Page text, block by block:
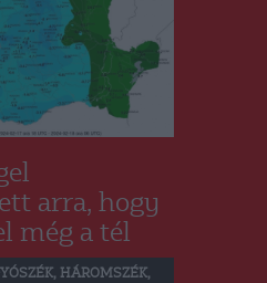
arra, hogy
még a tél
, HÁROMSZÉK,